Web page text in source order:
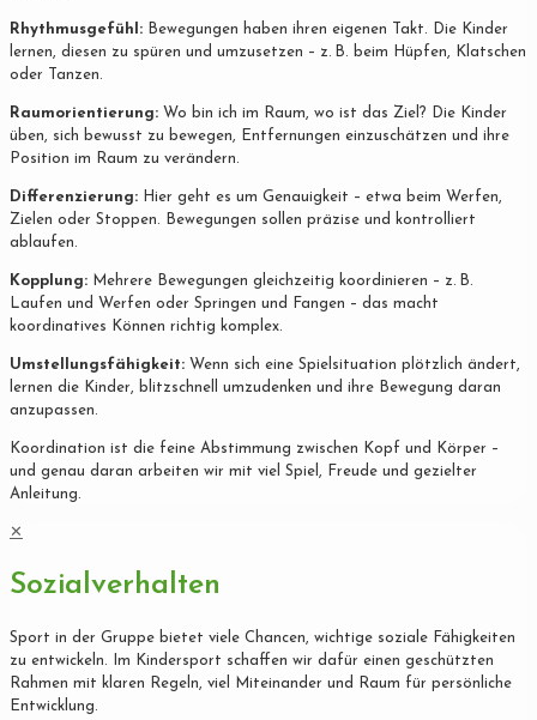
Rhythmusgefühl: Bewegungen haben ihren eigenen Takt. Die Kinder
lernen, diesen zu spüren und umzusetzen – z. B. beim Hüpfen, Klatschen
oder Tanzen.
Raumorientierung: Wo bin ich im Raum, wo ist das Ziel? Die Kinder
üben, sich bewusst zu bewegen, Entfernungen einzuschätzen und ihre
Position im Raum zu verändern.
Differenzierung: Hier geht es um Genauigkeit – etwa beim Werfen,
Zielen oder Stoppen. Bewegungen sollen präzise und kontrolliert
ablaufen.
Kopplung: Mehrere Bewegungen gleichzeitig koordinieren – z. B.
Laufen und Werfen oder Springen und Fangen – das macht
koordinatives Können richtig komplex.
Umstellungsfähigkeit: Wenn sich eine Spielsituation plötzlich ändert,
lernen die Kinder, blitzschnell umzudenken und ihre Bewegung daran
anzupassen.
Koordination ist die feine Abstimmung zwischen Kopf und Körper –
und genau daran arbeiten wir mit viel Spiel, Freude und gezielter
Anleitung.
✕
Sozialverhalten
Sport in der Gruppe bietet viele Chancen, wichtige soziale Fähigkeiten
zu entwickeln. Im Kindersport schaffen wir dafür einen geschützten
Rahmen mit klaren Regeln, viel Miteinander und Raum für persönliche
Entwicklung.